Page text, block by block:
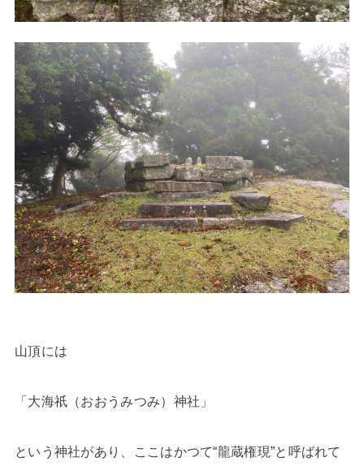
山頂には
「大海祇（おおうみつみ）神社」
という神社があり、ここはかつて“龍蔵権現”と呼ばれて